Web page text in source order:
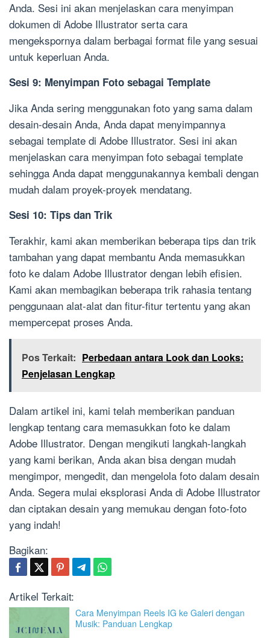
Anda. Sesi ini akan menjelaskan cara menyimpan
dokumen di Adobe Illustrator serta cara
mengekspornya dalam berbagai format file yang sesuai
untuk keperluan Anda.
Sesi 9: Menyimpan Foto sebagai Template
Jika Anda sering menggunakan foto yang sama dalam
desain-desain Anda, Anda dapat menyimpannya
sebagai template di Adobe Illustrator. Sesi ini akan
menjelaskan cara menyimpan foto sebagai template
sehingga Anda dapat menggunakannya kembali dengan
mudah dalam proyek-proyek mendatang.
Sesi 10: Tips dan Trik
Terakhir, kami akan memberikan beberapa tips dan trik
tambahan yang dapat membantu Anda memasukkan
foto ke dalam Adobe Illustrator dengan lebih efisien.
Kami akan membagikan beberapa trik rahasia tentang
penggunaan alat-alat dan fitur-fitur tertentu yang akan
mempercepat proses Anda.
Pos Terkait: Perbedaan antara Look dan Looks:
Penjelasan Lengkap
Dalam artikel ini, kami telah memberikan panduan
lengkap tentang cara memasukkan foto ke dalam
Adobe Illustrator. Dengan mengikuti langkah-langkah
yang kami berikan, Anda akan bisa dengan mudah
mengimpor, mengedit, dan mengelola foto dalam desain
Anda. Segera mulai eksplorasi Anda di Adobe Illustrator
dan ciptakan desain yang memukau dengan foto-foto
yang indah!
Bagikan:
Artikel Terkait:
Cara Menyimpan Reels IG ke Galeri dengan
Musik: Panduan Lengkap